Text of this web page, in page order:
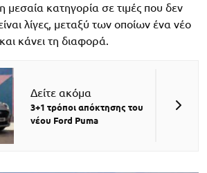
μεσαία κατηγορία σε τιμές που δεν
λίγες, μεταξύ των οποίων ένα νέο
κάνει τη διαφορά.
Δείτε ακόμα
3+1 τρόποι απόκτησης του
νέου Ford Puma